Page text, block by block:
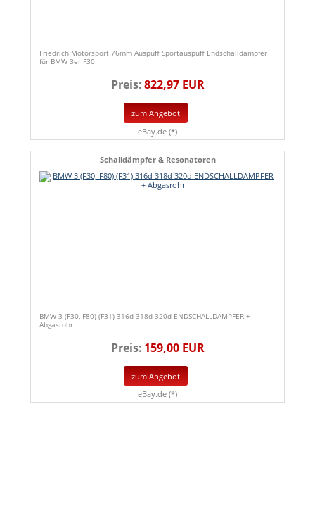
Friedrich Motorsport 76mm Auspuff Sportauspuff Endschalldämpfer
für BMW 3er F30
Preis:822,97 EUR
zum Angebot
eBay.de (*)
Schalldämpfer & Resonatoren
BMW 3 (F30, F80) (F31) 316d 318d 320d ENDSCHALLDÄMPFER +
Abgasrohr
Preis: 159,00 EUR
zum Angebot
eBay.de (*)